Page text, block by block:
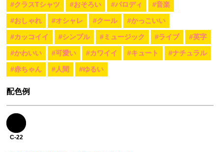
#クラスTシャツ #おそろい #パロディ #音楽
#おしゃれ #オシャレ #クール #かっこいい
#カッコイイ #シンプル #ミュージック #ライブ #英字
#かわいい #可愛い #カワイイ #キュート #ナチュラル
#赤ちゃん #人間 #ゆるい
配色例
C-22